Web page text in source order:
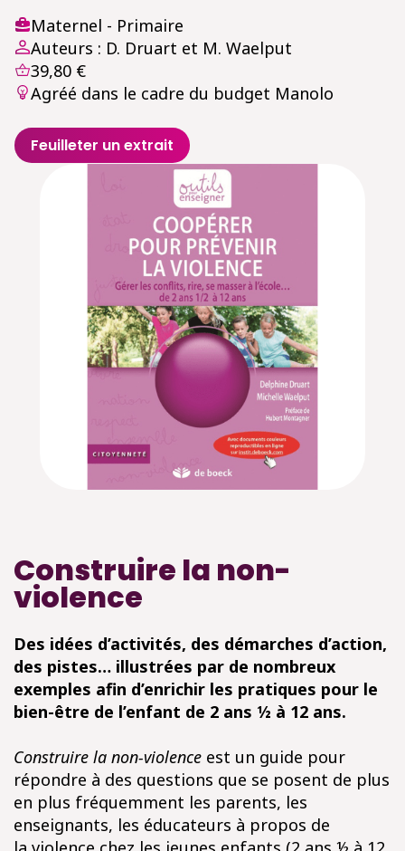
Maternel - Primaire
Auteurs : D. Druart et M. Waelput
39,80 €
Agréé dans le cadre du budget Manolo
Feuilleter un extrait
Construire la non-
violence
Des idées d’activités, des démarches d’action,
des pistes… illustrées par de nombreux
exemples afin d’enrichir les pratiques pour le
bien-être de l’enfant de 2 ans ½ à 12 ans.
Construire la non-violence est un guide pour
répondre à des questions que se posent de plus
en plus fréquemment les parents, les
enseignants, les éducateurs à propos de